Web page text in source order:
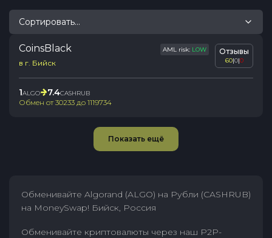
Сортировать...
CoinsBlack AML risk: LOW
в г. Бийск
Отзывы
60|0|0
1ALGO 7.4CASHRUB
Обмен от30233 до 1119734
Показать ещё
Обменивайте Algorand (ALGO) на Рубли (CASHRUB)
на MoneySwap! Бийск, Россия
Обменивайте криптовалюты через наш P2P-